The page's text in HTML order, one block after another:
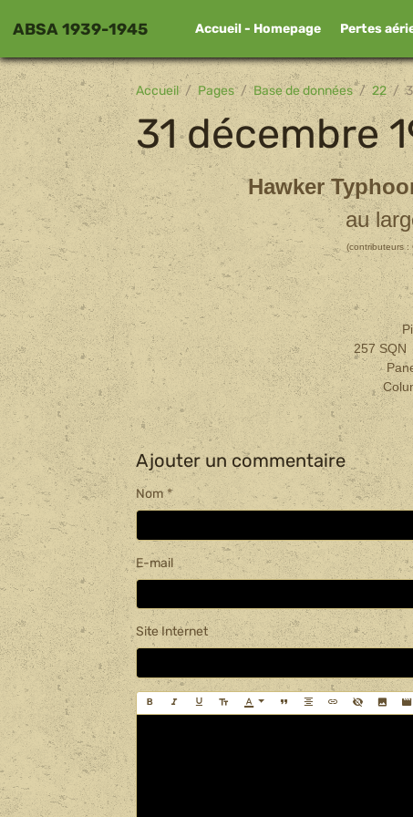
ABSA 1939-1945 Accueil - Homepage Pertes
Accueil Pages Base de données 22
31 décembre
Hawker
au
(contributeurs :
257 SQN
Ajouter un commentaire
Nom
E-mail
Site Internet